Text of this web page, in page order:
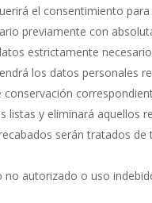
el consentimiento
previamente con
estrictamente
los datos
listas y eliminará aquellos
serán tratados
autorizado o uso